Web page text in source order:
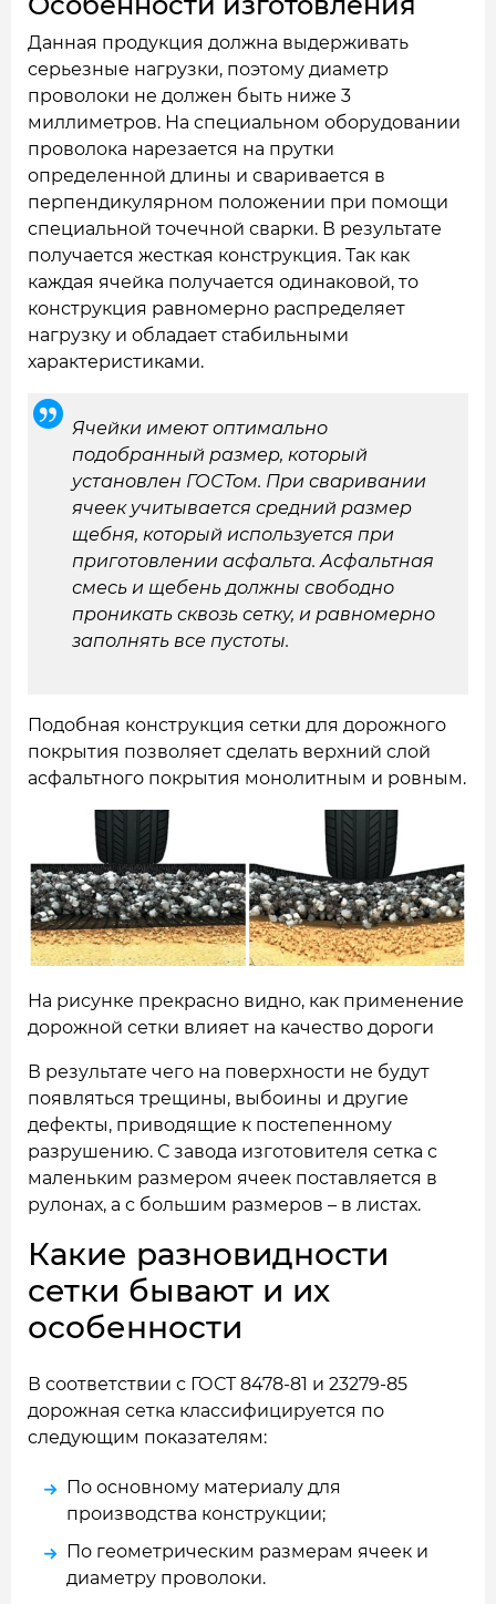
Данная продукция должна выдерживать
серьезные нагрузки, поэтому диаметр
проволоки не должен быть ниже 3
миллиметров. На специальном оборудовании
проволока нарезается на прутки
определенной длины и сваривается в
перпендикулярном положении при помощи
специальной точечной сварки. В результате
получается жесткая конструкция. Так как
каждая ячейка получается одинаковой, то
конструкция равномерно распределяет
нагрузку и обладает стабильными
характеристиками.
Ячейки имеют оптимально
подобранный размер, который
установлен ГОСТом. При сваривании
ячеек учитывается средний размер
щебня, который используется при
приготовлении асфальта. Асфальтная
смесь и щебень должны свободно
проникать сквозь сетку, и равномерно
заполнять все пустоты.
Подобная конструкция сетки для дорожного
покрытия позволяет сделать верхний слой
асфальтного покрытия монолитным и ровным.
На рисунке прекрасно видно, как применение
дорожной сетки влияет на качество дороги
В результате чего на поверхности не будут
появляться трещины, выбоины и другие
дефекты, приводящие к постепенному
разрушению. С завода изготовителя сетка с
маленьким размером ячеек поставляется в
рулонах, а с большим размеров – в листах.
Какие разновидности
сетки бывают и их
особенности
В соответствии с ГОСТ 8478-81 и 23279-85
дорожная сетка классифицируется по
следующим показателям:
По основному материалу для
производства конструкции;
По геометрическим размерам ячеек и
диаметру проволоки.